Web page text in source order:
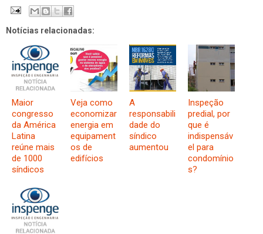
Notícias relacionadas:
Maior
congresso
da América
Latina
reúne mais
de 1000
síndicos
Veja como
economizar
energia em
equipament
os de
edifícios
A
responsabili
dade do
síndico
aumentou
Inspeção
predial, por
que é
indispensáv
el para
condomínio
s?